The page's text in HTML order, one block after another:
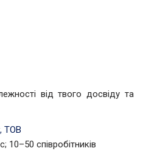
від твого досвіду та
ТОВ
10–50 співробітників